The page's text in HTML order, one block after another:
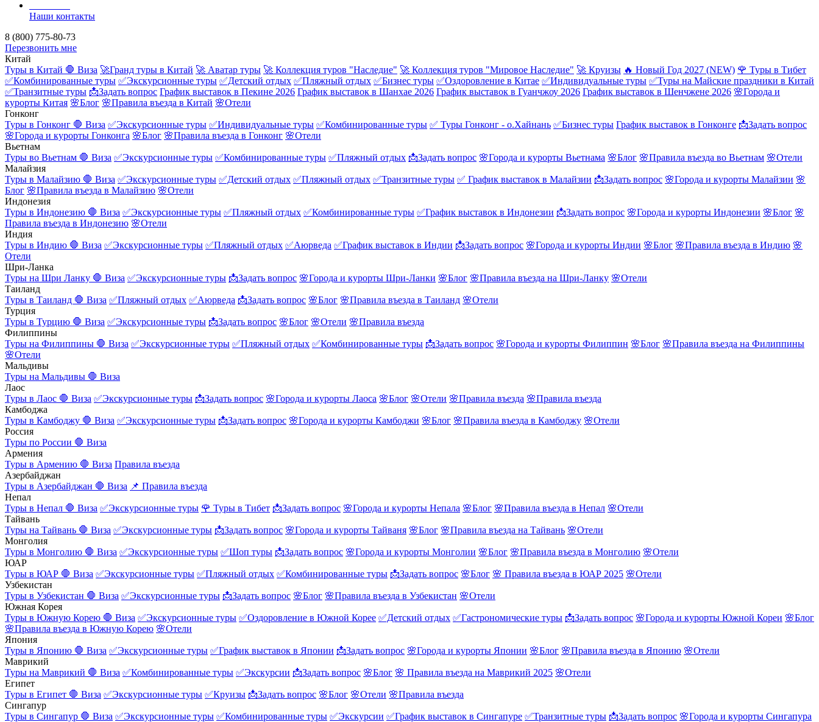
Наши контакты
8 (800) 775-80-73
Перезвонить мне
Китай
Туры в Китай 🛑 Виза 🚀Гранд туры в Китай 🚀 Аватар туры 🚀 Коллекция туров "Наследие" 🚀 Коллекция туров "Мировое Наследие" 🚀 Круизы 🔥 Новый Год 2027 (NEW) 🌹 Туры в Тибет
✅Комбинированные туры ✅Экскурсионные туры ✅Детский отдых ✅Пляжный отдых ✅Бизнес туры ✅Оздоровление в Китае ✅Индивидуальные туры ✅Туры на Майские праздники в Китай
✅Транзитные туры 📩Задать вопрос График выставок в Пекине 2026 График выставок в Шанхае 2026 График выставок в Гуанчжоу 2026 График выставок в Шенчжене 2026 🌸Города и
курорты Китая 🌸Блог 🌸Правила въезда в Китай 🌸Отели
Гонконг
Туры в Гонконг 🛑 Виза ✅Экскурсионные туры ✅Индивидуальные туры ✅Комбинированные туры ✅ Туры Гонконг - о.Хайнань ✅Бизнес туры График выставок в Гонконге 📩Задать вопрос
🌸Города и курорты Гонконга 🌸Блог 🌸Правила въезда в Гонконг 🌸Отели
Вьетнам
Туры во Вьетнам 🛑 Виза ✅Экскурсионные туры ✅Комбинированные туры ✅Пляжный отдых 📩Задать вопрос 🌸Города и курорты Вьетнама 🌸Блог 🌸Правила въезда во Вьетнам 🌸Отели
Малайзия
Туры в Малайзию 🛑 Виза ✅Экскурсионные туры ✅Детский отдых ✅Пляжный отдых ✅Транзитные туры ✅ График выставок в Малайзии 📩Задать вопрос 🌸Города и курорты Малайзии 🌸
Блог 🌸Правила въезда в Малайзию 🌸Отели
Индонезия
Туры в Индонезию 🛑 Виза ✅Экскурсионные туры ✅Пляжный отдых ✅Комбинированные туры ✅График выставок в Индонезии 📩Задать вопрос 🌸Города и курорты Индонезии 🌸Блог 🌸
Правила въезда в Индонезию 🌸Отели
Индия
Туры в Индию 🛑 Виза ✅Экскурсионные туры ✅Пляжный отдых ✅Аюрведа ✅График выставок в Индии 📩Задать вопрос 🌸Города и курорты Индии 🌸Блог 🌸Правила въезда в Индию 🌸
Отели
Шри-Ланка
Туры на Шри Ланку 🛑 Виза ✅Экскурсионные туры 📩Задать вопрос 🌸Города и курорты Шри-Ланки 🌸Блог 🌸Правила въезда на Шри-Ланку 🌸Отели
Таиланд
Туры в Таиланд 🛑 Виза ✅Пляжный отдых ✅Аюрведа 📩Задать вопрос 🌸Блог 🌸Правила въезда в Таиланд 🌸Отели
Турция
Туры в Турцию 🛑 Виза ✅Экскурсионные туры 📩Задать вопрос 🌸Блог 🌸Отели 🌸Правила въезда
Филиппины
Туры на Филиппины 🛑 Виза ✅Экскурсионные туры ✅Пляжный отдых ✅Комбинированные туры 📩Задать вопрос 🌸Города и курорты Филиппин 🌸Блог 🌸Правила въезда на Филиппины
🌸Отели
Мальдивы
Туры на Мальдивы 🛑 Виза
Лаос
Туры в Лаос 🛑 Виза ✅Экскурсионные туры 📩Задать вопрос 🌸Города и курорты Лаоса 🌸Блог 🌸Отели 🌸Правила въезда 🌸Правила въезда
Камбоджа
Туры в Камбоджу 🛑 Виза ✅Экскурсионные туры 📩Задать вопрос 🌸Города и курорты Камбоджи 🌸Блог 🌸Правила въезда в Камбоджу 🌸Отели
Россия
Туры по России 🛑 Виза
Армения
Туры в Армению 🛑 Виза Правила въезда
Азербайджан
Туры в Азербайджан 🛑 Виза 📌 Правила въезда
Непал
Туры в Непал 🛑 Виза ✅Экскурсионные туры 🌹 Туры в Тибет 📩Задать вопрос 🌸Города и курорты Непала 🌸Блог 🌸Правила въезда в Непал 🌸Отели
Тайвань
Туры на Тайвань 🛑 Виза ✅Экскурсионные туры 📩Задать вопрос 🌸Города и курорты Тайваня 🌸Блог 🌸Правила въезда на Тайвань 🌸Отели
Монголия
Туры в Монголию 🛑 Виза ✅Экскурсионные туры ✅Шоп туры 📩Задать вопрос 🌸Города и курорты Монголии 🌸Блог 🌸Правила въезда в Монголию 🌸Отели
ЮАР
Туры в ЮАР 🛑 Виза ✅Экскурсионные туры ✅Пляжный отдых ✅Комбинированные туры 📩Задать вопрос 🌸Блог 🌸 Правила въезда в ЮАР 2025 🌸Отели
Узбекистан
Туры в Узбекистан 🛑 Виза ✅Экскурсионные туры 📩Задать вопрос 🌸Блог 🌸Правила въезда в Узбекистан 🌸Отели
Южная Корея
Туры в Южную Корею 🛑 Виза ✅Экскурсионные туры ✅Оздоровление в Южной Корее ✅Детский отдых ✅Гастрономические туры 📩Задать вопрос 🌸Города и курорты Южной Кореи 🌸Блог
🌸Правила въезда в Южную Корею 🌸Отели
Япония
Туры в Японию 🛑 Виза ✅Экскурсионные туры ✅График выставок в Японии 📩Задать вопрос 🌸Города и курорты Японии 🌸Блог 🌸Правила въезда в Японию 🌸Отели
Маврикий
Туры на Маврикий 🛑 Виза ✅Комбинированные туры ✅Экскурсии 📩Задать вопрос 🌸Блог 🌸 Правила въезда на Маврикий 2025 🌸Отели
Египет
Туры в Египет 🛑 Виза ✅Экскурсионные туры ✅Круизы 📩Задать вопрос 🌸Блог 🌸Отели 🌸Правила въезда
Сингапур
Туры в Сингапур 🛑 Виза ✅Экскурсионные туры ✅Комбинированные туры ✅Экскурсии ✅График выставок в Сингапуре ✅Транзитные туры 📩Задать вопрос 🌸Города и курорты Сингапура